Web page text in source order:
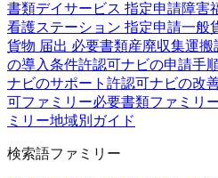
書類デイサービス 指定申請障害
看護ステーション 指定申請一般
貨物 届出 必要書類産廃収集運搬
の導入条件許認可ナビの申請手
ナビのサポート 許認可ナビの改
可ファミリー必要書類ファミリ
ミリー地域別ガイド
検索語ファミリー